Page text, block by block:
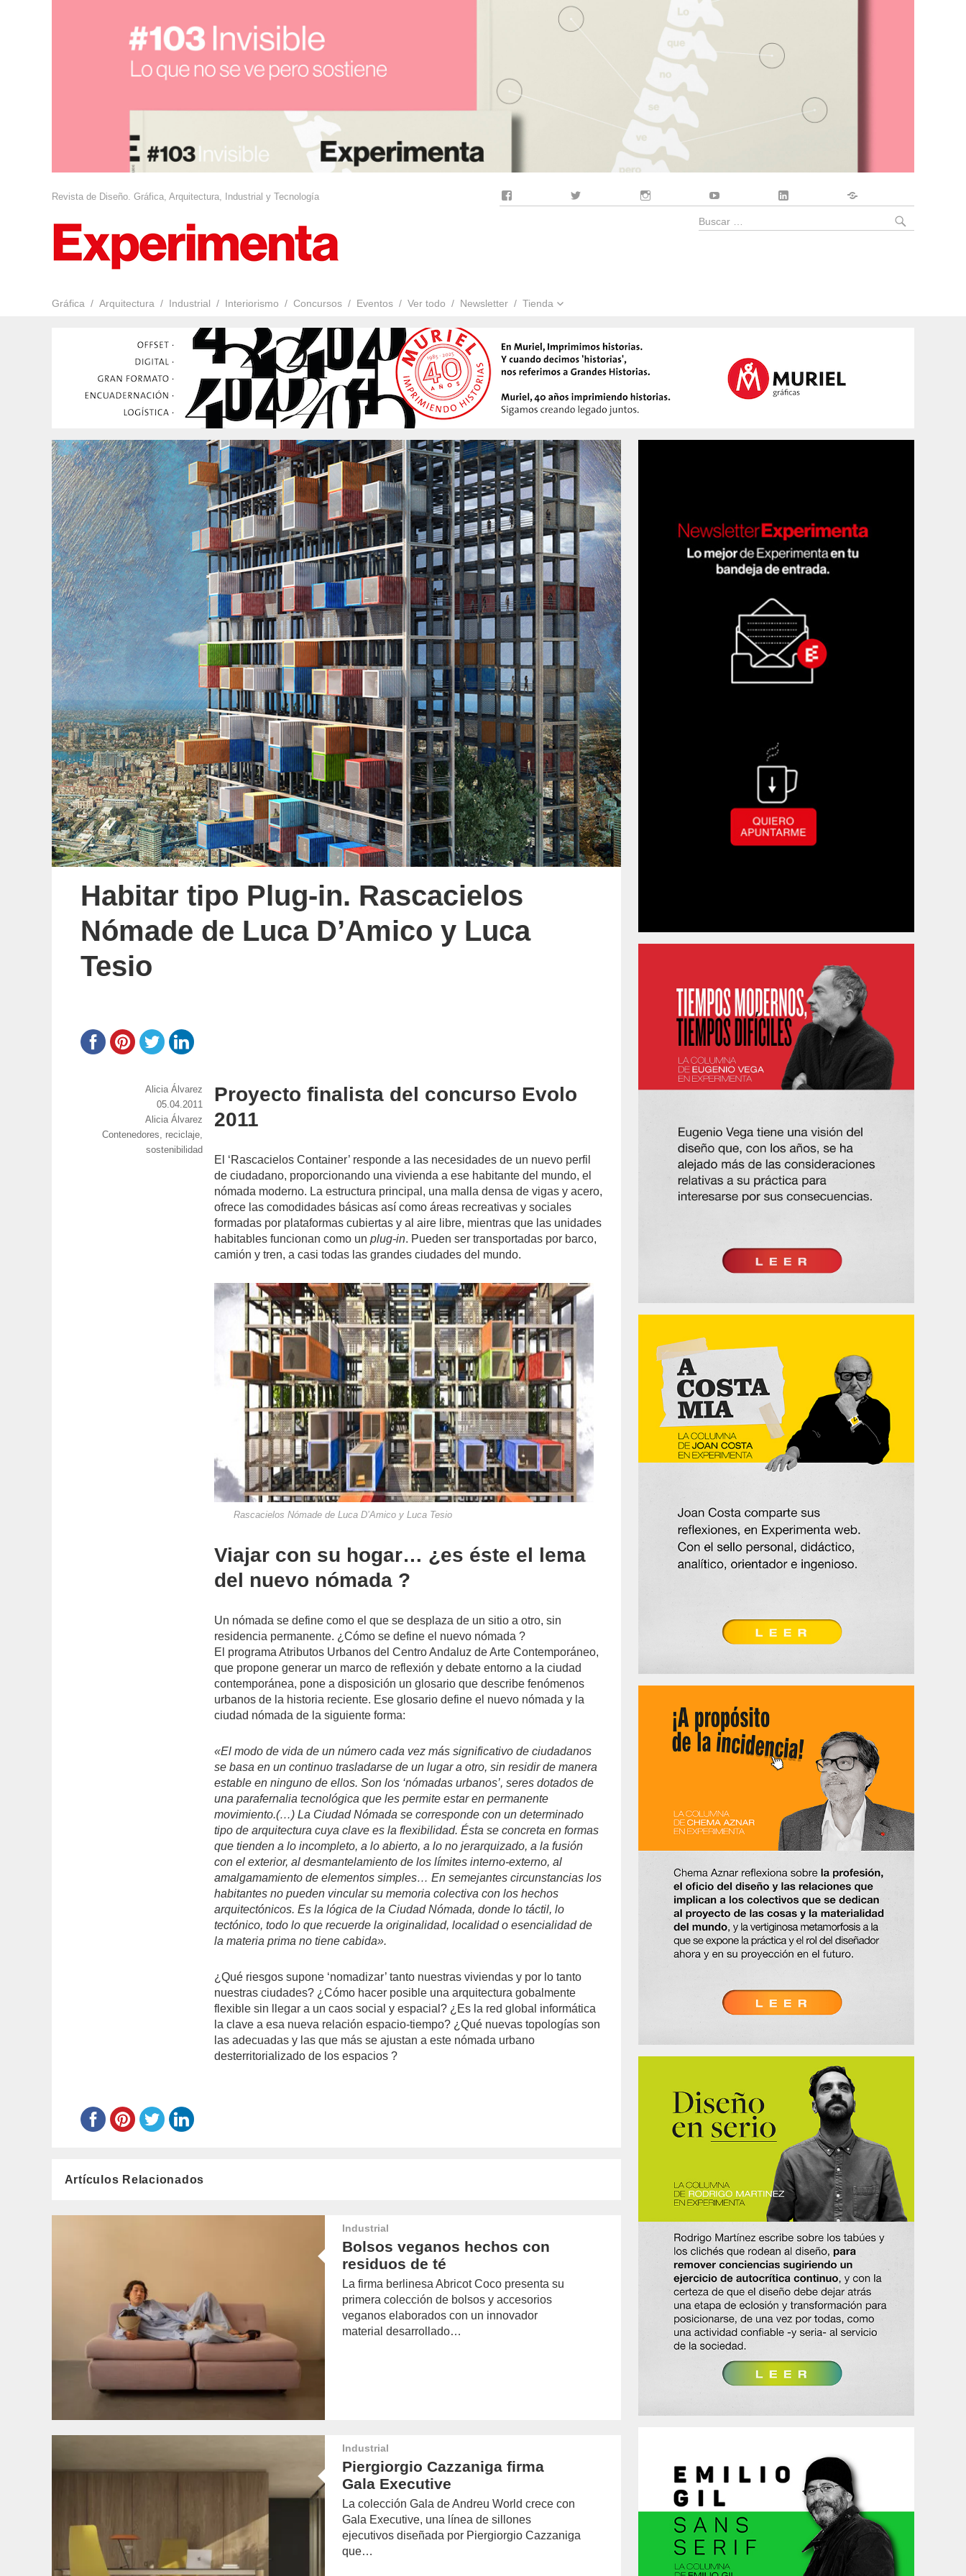
Revista de Diseño. Gráfica, Arquitectura, Industrial y Tecnología
Gráfica Arquitectura Industrial Interiorismo Concursos Eventos Ver todo Newsletter Tienda
Buscar
Habitar tipo Plug-in. Rascacielos
Nómade de Luca D’Amico y Luca
Tesio
Proyecto finalista del concurso Evolo
2011
El ‘Rascacielos Container’ responde a las necesidades de un nuevo perfil
de ciudadano, proporcionando una vivienda a ese habitante del mundo, el
nómada moderno. La estructura principal, una malla densa de vigas y acero,
ofrece las comodidades básicas así como áreas recreativas y sociales
formadas por plataformas cubiertas y al aire libre, mientras que las unidades
habitables funcionan como unplug-in. Pueden ser transportadas por barco,
camión y tren, a casi todas las grandes ciudades del mundo.
Rascacielos Nómade de Luca D’Amico y Luca Tesio
Viajar con su hogar… ¿es éste el lema
del nuevo nómada ?
Un nómada se define como el que se desplaza de un sitio a otro, sin
residencia permanente. ¿Cómo se define el nuevo nómada ?
El programa Atributos Urbanos del Centro Andaluz de Arte Contemporáneo,
que propone generar un marco de reflexión y debate entorno a la ciudad
contemporánea, pone a disposición un glosario que describe fenómenos
urbanos de la historia reciente. Ese glosario define el nuevo nómada y la
ciudad nómada de la siguiente forma:
«El modo de vida de un número cada vez más significativo de ciudadanos
se basa en un continuo trasladarse de un lugar a otro, sin residir de manera
estable en ninguno de ellos. Son los ‘nómadas urbanos’, seres dotados de
una parafernalia tecnológica que les permite estar en permanente
movimiento.(…) La Ciudad Nómada se corresponde con un determinado
tipo de arquitectura cuya clave es la flexibilidad. Ésta se concreta en formas
que tienden a lo incompleto, a lo abierto, a lo no jerarquizado, a la fusión
con el exterior, al desmantelamiento de los límites interno-externo, al
amalgamamiento de elementos simples… En semejantes circunstancias los
habitantes no pueden vincular su memoria colectiva con los hechos
arquitectónicos. Es la lógica de la Ciudad Nómada, donde lo táctil, lo
tectónico, todo lo que recuerde la originalidad, localidad o esencialidad de
la materia prima no tiene cabida».
¿Qué riesgos supone ‘nomadizar’ tanto nuestras viviendas y por lo tanto
nuestras ciudades? ¿Cómo hacer posible una arquitectura gobalmente
flexible sin llegar a un caos social y espacial? ¿Es la red global informática
la clave a esa nueva relación espacio-tiempo? ¿Qué nuevas topologías son
las adecuadas y las que más se ajustan a este nómada urbano
desterritorializado de los espacios ?
https://www.experimenta.es/author/Alicia%20Álvarez/
Alicia Álvarez
Publicado
el
05.04.2011
Categorías
Alicia Álvarez
Etiquetas
Contenedores, reciclaje,
sostenibilidad
Artículos Relacionados
Industrial
Bolsos veganos hechos con
residuos de té
La firma berlinesa Abricot Coco presenta su
primera colección de bolsos y accesorios
veganos elaborados con un innovador
material desarrollado…
Industrial
Piergiorgio Cazzaniga firma
Gala Executive
La colección Gala de Andreu World crece con
Gala Executive, una línea de sillones
ejecutivos diseñada por Piergiorgio Cazzaniga
que…